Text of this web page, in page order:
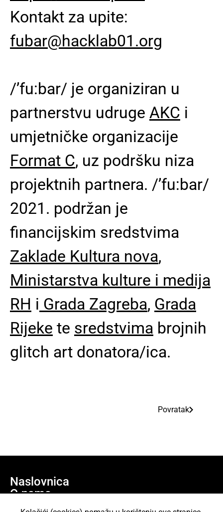
Kontakt za upite:
fubar@hacklab01.org
/’fu:bar/ je organiziran u
partnerstvu udruge AKC i
umjetničke organizacije
Format C, uz podršku niza
projektnih partnera. /’fu:bar/
2021. podržan je
financijskim sredstvima
Zaklade Kultura nova,
Ministarstva kulture i medija
RH i Grada Zagreba, Grada
Rijeke te sredstvima brojnih
glitch art donatora/ica.
Povratak
Naslovnica
O nama
Učlani se